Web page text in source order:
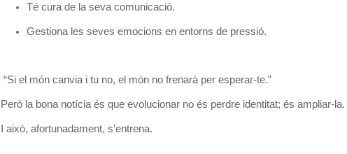
Té cura de la seva comunicació.
Gestiona les seves emocions en entorns de pressió.
“Si el món canvia i tu no, el món no frenarà per esperar-te.”
Però la bona notícia és que evolucionar no és perdre identitat; és ampliar-la.
I això, afortunadament, s’entrena.